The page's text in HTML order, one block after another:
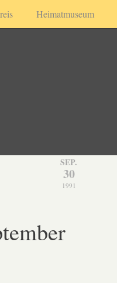
Heimatmuseum
SEP.
30
1991